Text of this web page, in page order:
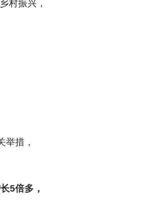
村振兴，
举措，
5倍多，